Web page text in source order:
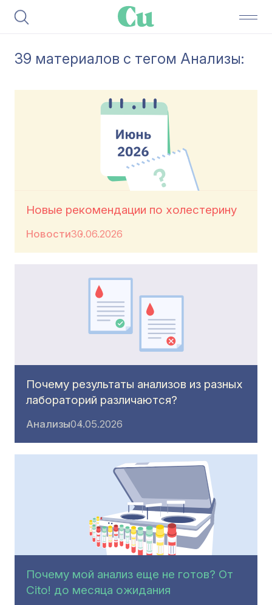
39 материалов с тегом Анализы:
Новые рекомендации по холестерину
Новости30.06.2026
Почему результаты анализов из разных
лабораторий различаются?
Анализы04.05.2026
Почему мой анализ еще не готов? От
Cito! до месяца ожидания